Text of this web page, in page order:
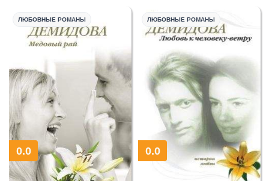
ЛЮБОВНЫЕ РОМАНЫ
0.0
ЛЮБОВНЫЕ РОМАНЫ
0.0